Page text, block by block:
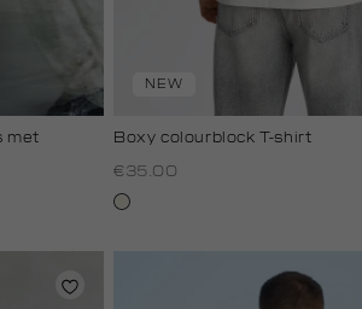
met
NEW
Boxy colourblock T-shirt
€35.00
wit,